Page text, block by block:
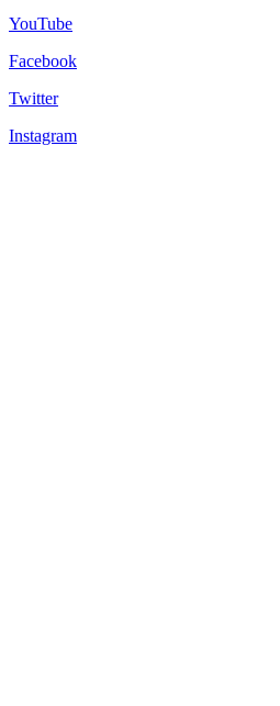
YouTube
Facebook
Twitter
Instagram